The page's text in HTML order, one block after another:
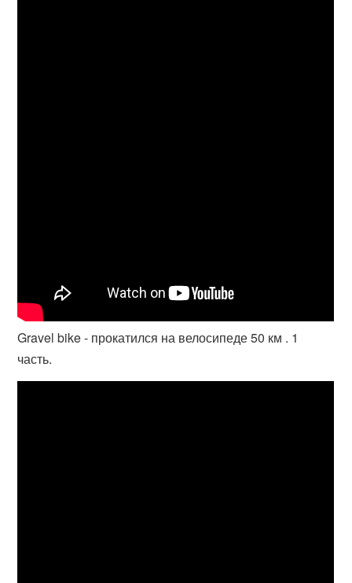
Gravel bike - прокатился на велосипеде 50 км . 1
часть.